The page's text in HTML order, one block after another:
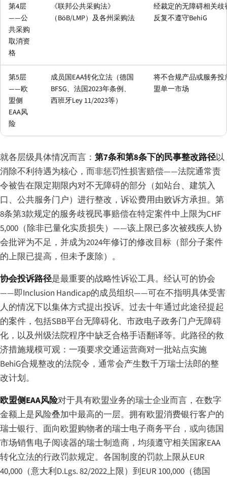
第4层
——公
共采购
取消资
格
《联邦公共采购法》
（BöB/LMP）及各州采购法
经裁定的无障碍相关歧
反复不遵守BehiG
第5层
——欧
盟侧
EAA风
险
成员国EAA转化立法（德国
BFSG、法国2023年条例、
西班牙Ley 11/2023等）
将不合规产品或服务投
盟单一市场
就各层级具体情况而言： 第7条和第8条下的民事整改路径以
消除不利待遇为核心，而非惩罚性损害赔偿——法院通常责
令被告在限定期限内对不无障碍的部分（如站台、建筑入
口、公共服务门户）进行整改，诉讼费用由败诉方承担。第
8条第3款规定的服务歧视民事赔偿在特定案件中上限为CHF
5,000（除非已量化实质损失）——该上限已多次被残疾人协
会批评为不足，并成为2024年修订的修改目标（部分子案件
的上限已提高，但未予废除）。
协会投诉路径是最重要的战略性诉讼工具。经认可的协会
——即Inclusion Handicap的成员组织——可在不指明具体受害
人的情况下以集体方式提出投诉。过去十年通过此途径提起
的案件，包括SBB平台无障碍化、市政电子政务门户无障碍
化，以及州级法院程序中缺乏合格手语翻译等。此路径的救
济措施规模可观：一项要求交通运营商对一批站点实施
BehiG合规整改的法院令，通常会产生数千万瑞士法郎的整
改计划。
欧盟侧EAA风险对于具有欧盟业务的瑞士企业而言，在数字
金额上是风险叠加中最高的一层。拥有欧盟消费银行客户的
瑞士银行、面向欧盟购物者的瑞士电子商务平台，或向德国
市场销售电子阅读器的瑞士制造商，均须遵守相关国家EAA
转化立法的行政罚款规定。各国制度的罚款上限从EUR
40,000（意大利D.Lgs. 82/2022上限）到EUR 100,000（德国